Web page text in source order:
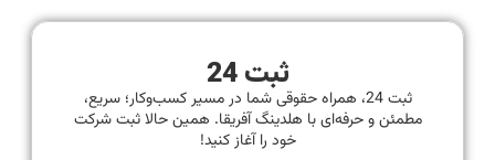
ثبت 24
ثبت 24، همراه حقوقی شما در مسیر کسب‌وکار؛ سریع،
مطمئن و حرفه‌ای با هلدینگ آفریقا. همین حالا ثبت شرکت
خود را آغاز کنید!